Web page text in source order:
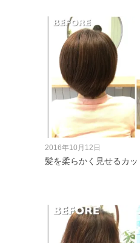
2016年10月12日
髪を柔らかく見せるカ